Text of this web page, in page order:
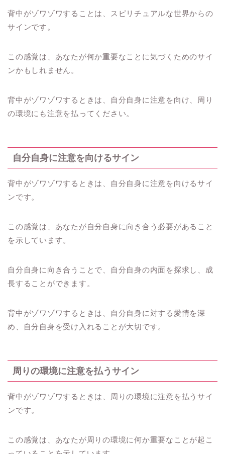
背中がゾワゾワすることは、スピリチュアルな世界からの
サインです。
この感覚は、あなたが何か重要なことに気づくためのサイ
ンかもしれません。
背中がゾワゾワするときは、自分自身に注意を向け、周り
の環境にも注意を払ってください。
自分自身に注意を向けるサイン
背中がゾワゾワするときは、自分自身に注意を向けるサイ
ンです。
この感覚は、あなたが自分自身に向き合う必要があること
を示しています。
自分自身に向き合うことで、自分自身の内面を探求し、成
長することができます。
背中がゾワゾワするときは、自分自身に対する愛情を深
め、自分自身を受け入れることが大切です。
周りの環境に注意を払うサイン
背中がゾワゾワするときは、周りの環境に注意を払うサイ
ンです。
この感覚は、あなたが周りの環境に何か重要なことが起こ